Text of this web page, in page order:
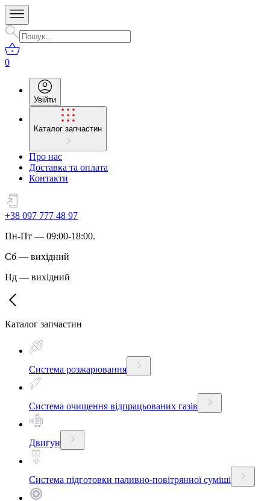
0
Увійти
Каталог запчастин
Про нас
Доставка та оплата
Контакти
+38 097 777 48 97
Пн-Пт — 09:00-18:00.
Сб — вихідний
Нд — вихідний
Каталог запчастин
Система розжарювання
Система очищення відпрацьованих газів
Двигун
Система підготовки паливно-повітрянної суміші